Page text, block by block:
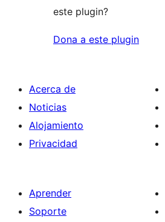
este plugin?
Dona a este plugin
Acerca de
Noticias
Alojamiento
Privacidad
Aprender
Soporte